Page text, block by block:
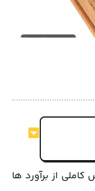
از برآورد ها